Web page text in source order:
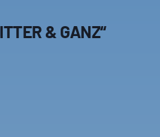
& GANZ“